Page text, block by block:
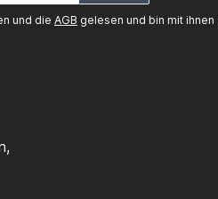
und die AGB gelesen und bin mit